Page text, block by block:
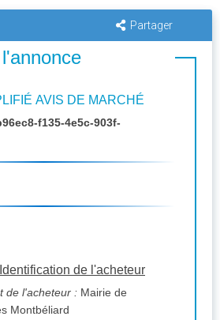
Partager
AVIS DE MARCHÉ
f135-4e5c-903f-
de l'acheteur
de l'acheteur : Mairie de
Montbéliard